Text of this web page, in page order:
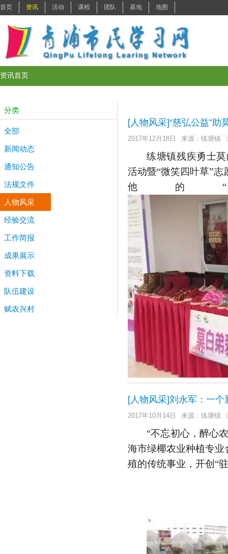
首页 资讯 活动 课程 团队 基地 地图
资讯首页
分类
全部
新闻动态
通知公告
法规文件
人物风采
经验交流
工作简报
成果展示
资料下载
队伍建设
赋农兴村
[人物风采]“慈弘公益”助
2017年12月18日 来源：练塘镇
练塘镇残疾勇士
活动暨“微笑四叶草”
他的
[人物风采]刘永军：一
2017年10月14日 来源：练塘镇
“不忘初心，醉心
海市绿椰农业种植专
殖的传统事业，开创“